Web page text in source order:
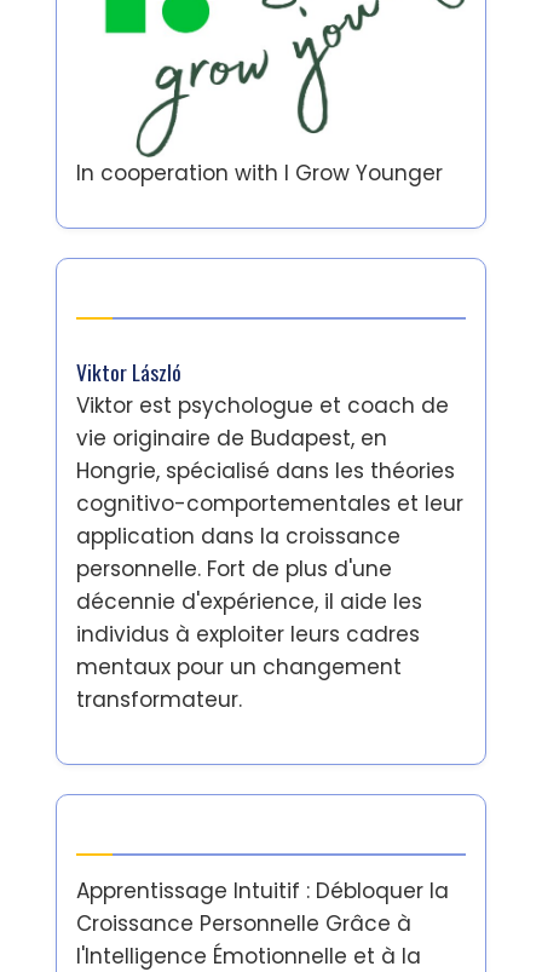
In cooperation with I Grow Younger
Viktor László
Viktor est psychologue et coach de
vie originaire de Budapest, en
Hongrie, spécialisé dans les théories
cognitivo-comportementales et leur
application dans la croissance
personnelle. Fort de plus d'une
décennie d'expérience, il aide les
individus à exploiter leurs cadres
mentaux pour un changement
transformateur.
Apprentissage Intuitif : Débloquer la
Croissance Personnelle Grâce à
l'Intelligence Émotionnelle et à la